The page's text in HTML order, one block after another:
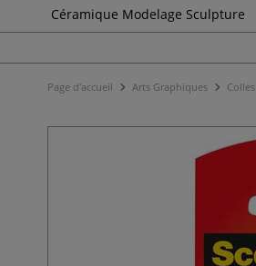
Céramique Modelage Sculpture
Page d'accueil Arts Graphiques Colles